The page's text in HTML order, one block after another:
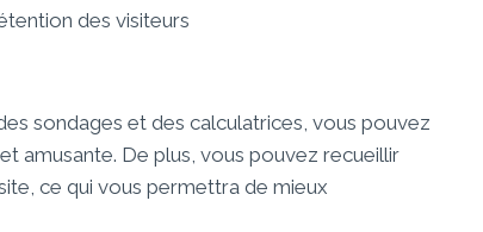
des visiteurs
sondages et des calculatrices, vous pouvez
amusante. De plus, vous pouvez recueillir
ce qui vous permettra de mieux